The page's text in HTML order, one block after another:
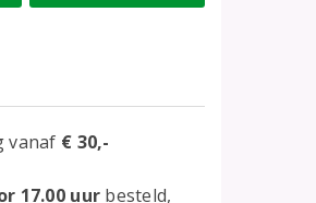
vanaf € 30,-
17.00 uur besteld,